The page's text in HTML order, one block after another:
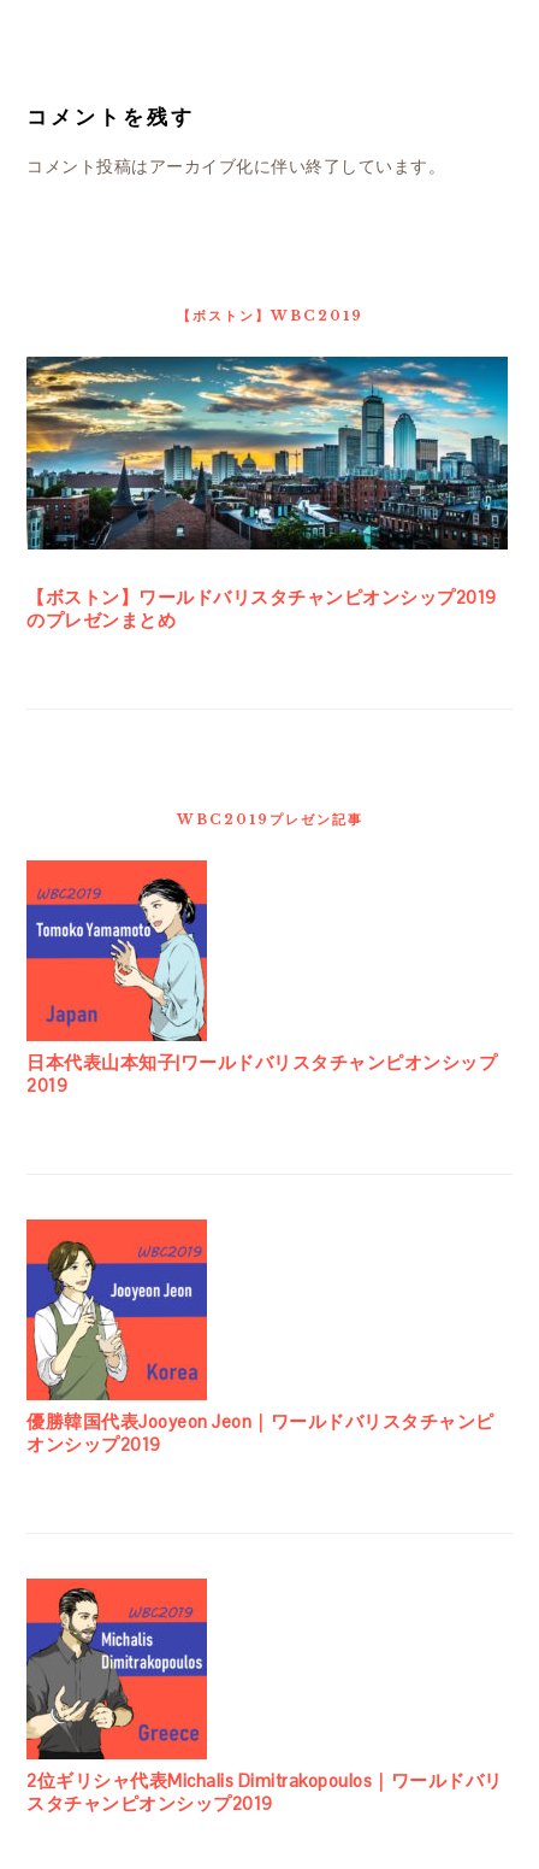
INTERACTIONS
コメントを残す
コメント投稿はアーカイブ化に伴い終了しています。
サ
イ
ド
バ
ー
【ボストン】WBC2019
【ボストン】ワールドバリスタチャンピオンシップ2019
のプレゼンまとめ
WBC2019プレゼン記事
日本代表山本知子|ワールドバリスタチャンピオンシップ
2019
優勝韓国代表Jooyeon Jeon｜ワールドバリスタチャンピ
オンシップ2019
2位ギリシャ代表Michalis Dimitrakopoulos｜ワールドバリ
スタチャンピオンシップ2019